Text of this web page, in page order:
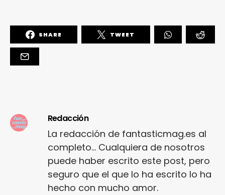
SHARE TWEET
Redacción
La redacción de fantasticmag.es al
completo... Cualquiera de nosotros
puede haber escrito este post, pero
seguro que el que lo ha escrito lo ha
hecho con mucho amor.